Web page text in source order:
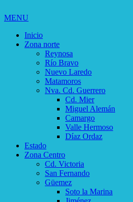
MENU
Inicio
Zona norte
Reynosa
Río Bravo
Nuevo Laredo
Matamoros
Nva. Cd. Guerrero
Cd. Mier
Miguel Alemán
Camargo
Valle Hermoso
Díaz Ordaz
Estado
Zona Centro
Cd. Victoria
San Fernando
Güemez
Soto la Marina